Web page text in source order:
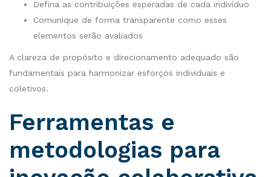
Defina as contribuições esperadas de cada indivíduo
Comunique de forma transparente como esses
elementos serão avaliados
A clareza de propósito e direcionamento adequado são
fundamentais para harmonizar esforços individuais e
coletivos.
Ferramentas e
metodologias para